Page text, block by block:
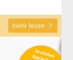
mehr lesen